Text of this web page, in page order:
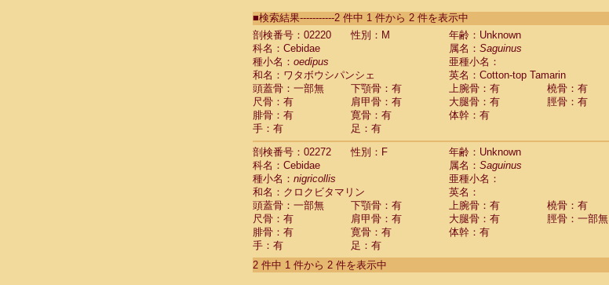
CebidaeSaguinus labiatus(0)
Cebidae Saguinus leucopus (0)
Cebidae
Cebidae
CebidaeSaguinus nigricollis (1)
Cebidae Saguinus oedipus
Cebidae Saguinus weddelli
Cebidae Saguinusspp.
Cebidae Aotus trivirgatus
Cebidae Cebus albifrons
Cebidae
CebidaeCebus capucinus
CebidaeCebus nigrivittatus
Cebidae Cebusspp.(0)
Cebidae Saimiri boliviensis
Cebidae Saimiri sciureus
Atelidae Alouatta caraya
AtelidaeAlouatta fusca
AtelidaeAlouatta seniculus
■検索結果-----------2 件中 1 件から 2 件を表示中
剖検番号：02220
性別：M
年齢：Unknown
科名：Cebidae
属名： Saguinus
種小名： oedipus
亜種小名：
和名：ワタボウシパンシェ
英名：Cotton-top Tamarin
頭蓋骨：一部無
下顎骨：有 上腕骨：有
橈骨：有
尺骨：有
肩甲骨：有 大腿骨：有
脛骨：有
腓骨：有
寛骨：有
体幹：有
手：有
足：有
剖検番号：02272
性別：F
年齢：Unknown
科名：Cebidae
属名： Saguinus
種小名： nigricollis
亜種小名：
和名：クロクビタマリン
英名：
頭蓋骨：一部無
下顎骨：有 上腕骨：有
橈骨：有
尺骨：有
肩甲骨：有 大腿骨：有
脛骨：一部無
腓骨：有
寛骨：有
体幹：有
手：有
足：有
2 件中 1 件から 2 件を表示中